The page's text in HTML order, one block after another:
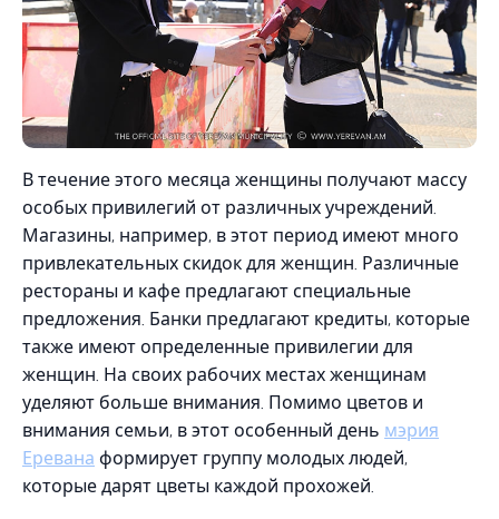
В течение этого месяца женщины получают массу
особых привилегий от различных учреждений.
Магазины, например, в этот период имеют много
привлекательных скидок для женщин. Различные
рестораны и кафе предлагают специальные
предложения. Банки предлагают кредиты, которые
также имеют определенные привилегии для
женщин. На своих рабочих местах женщинам
уделяют больше внимания. Помимо цветов и
внимания семьи, в этот особенный день мэрия
Еревана формирует группу молодых людей,
которые дарят цветы каждой прохожей.